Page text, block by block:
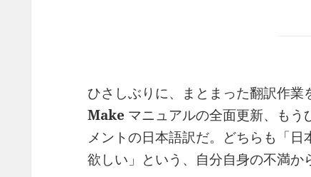
ひさしぶりに、まとまった翻訳作
Make マニュアルの全面更新、も
メントの日本語訳だ。どちらも「
欲しい」という、自分自身の不満か